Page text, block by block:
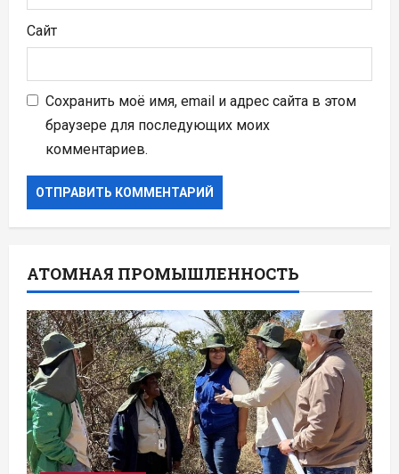
Сайт
Сохранить моё имя, email и адрес сайта в этом
браузере для последующих моих
комментариев.
АТОМНАЯ ПРОМЫШЛЕННОСТЬ